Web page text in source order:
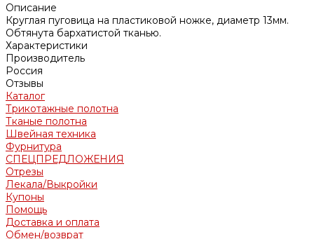
Описание
Круглая пуговица на пластиковой ножке, диаметр 13мм.
Обтянута бархатистой тканью.
Характеристики
Производитель
Россия
Отзывы
Каталог
Трикотажные полотна
Тканые полотна
Швейная техника
Фурнитура
СПЕЦПРЕДЛОЖЕНИЯ
Отрезы
Лекала/Выкройки
Купоны
Помощь
Доставка и оплата
Обмен/возврат